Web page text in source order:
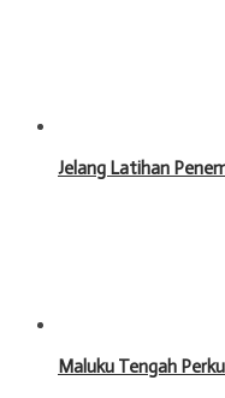
Jelang Latihan
Maluku Tengah